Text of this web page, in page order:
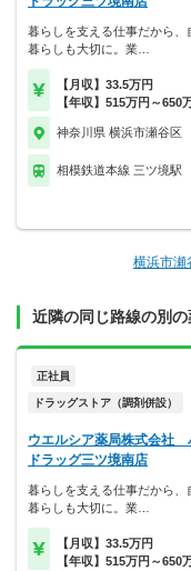
暮らしを支える仕事だから、
暮らしも大切に。業…
【月収】33.5万円
【年収】515万円～650
神奈川県 横浜市瀬谷区
相模鉄道本線 三ツ境駅
横浜市瀬
近隣の同じ路線の別
正社員
ドラッグストア（調剤併設）
ウエルシア薬局株式会社
ドラッグ三ツ境南店
暮らしを支える仕事だから、
暮らしも大切に。業…
【月収】33.5万円
【年収】515万円～650